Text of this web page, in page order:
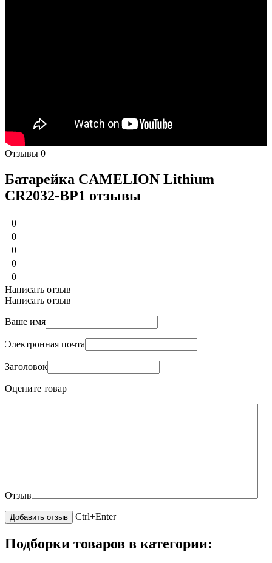
Отзывы 0
Батарейка CAMELION Lithium
CR2032-BP1 отзывы
0
0
0
0
0
Написать отзыв
Написать отзыв
Ваше имя
Электронная почта
Заголовок
Оцените товар
Отзыв
Ctrl+Enter
Подборки товаров в категории: